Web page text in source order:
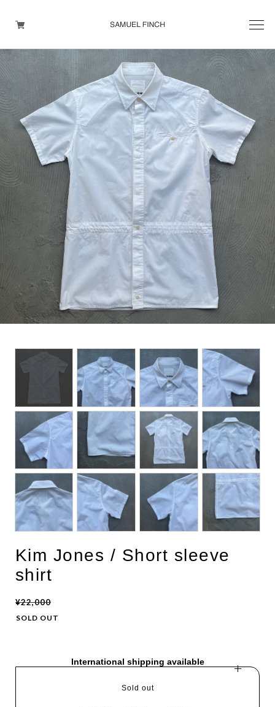
Men's
Maison Martin Margiela
Helmut Lang
Yohji Yamamoto
Other brands
TOPS
OUTER WEAR
BOTTOMS
DESIGNERS ARCHIVES
Kim Jones / Short sleeve
shirt
¥22,000
SOLD OUT
International shipping available
Sold out